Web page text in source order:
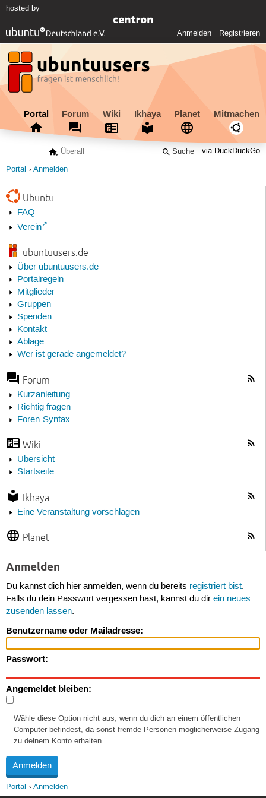
hosted by
Anmelden Registrieren
Portal Forum Wiki Ikhaya Planet Mitmachen
via DuckDuckGo
Portal Anmelden
Ubuntu
FAQ
Verein
ubuntuusers.de
Über ubuntuusers.de
Portalregeln
Mitglieder
Gruppen
Spenden
Kontakt
Ablage
Wer ist gerade angemeldet?
Forum
Kurzanleitung
Richtig fragen
Foren-Syntax
Wiki
Übersicht
Startseite
Ikhaya
Eine Veranstaltung vorschlagen
Planet
Anmelden
Du kannst dich hier anmelden, wenn du bereits registriert bist.
Falls du dein Passwort vergessen hast, kannst du dir ein neues
zusenden lassen.
Benutzername oder Mailadresse:
Passwort:
Angemeldet bleiben:
Wähle diese Option nicht aus, wenn du dich an einem öffentlichen
Computer befindest, da sonst fremde Personen möglicherweise Zugang
zu deinem Konto erhalten.
Portal Anmelden